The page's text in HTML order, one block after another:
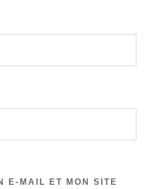
E-MAIL ET MON SITE